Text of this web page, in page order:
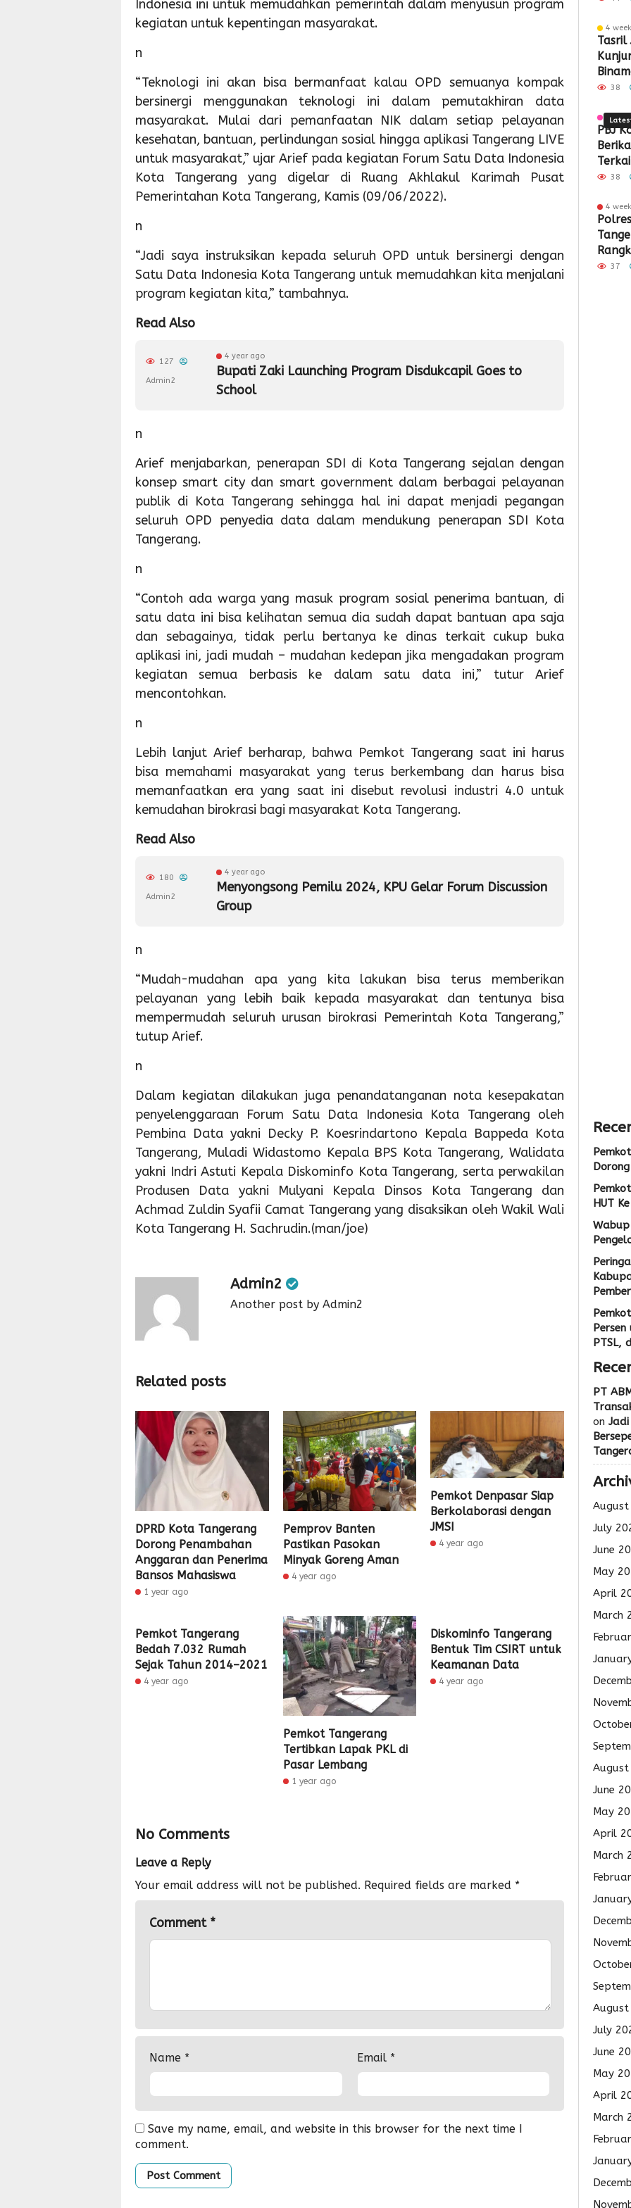
Indonesia ini untuk memudahkan pemerintah dalam menyusun program
kegiatan untuk kepentingan masyarakat.
n
“Teknologi ini akan bisa bermanfaat kalau OPD semuanya kompak
bersinergi menggunakan teknologi ini dalam pemutakhiran data
masyarakat. Mulai dari pemanfaatan NIK dalam setiap pelayanan
kesehatan, bantuan, perlindungan sosial hingga aplikasi Tangerang LIVE
untuk masyarakat,” ujar Arief pada kegiatan Forum Satu Data Indonesia
Kota Tangerang yang digelar di Ruang Akhlakul Karimah Pusat
Pemerintahan Kota Tangerang, Kamis (09/06/2022).
n
“Jadi saya instruksikan kepada seluruh OPD untuk bersinergi dengan
Satu Data Indonesia Kota Tangerang untuk memudahkan kita menjalani
program kegiatan kita,” tambahnya.
Read Also
4 year ago
Bupati Zaki Launching Program Disdukcapil Goes to
School
127
Admin2
n
Arief menjabarkan, penerapan SDI di Kota Tangerang sejalan dengan
konsep smart city dan smart government dalam berbagai pelayanan
publik di Kota Tangerang sehingga hal ini dapat menjadi pegangan
seluruh OPD penyedia data dalam mendukung penerapan SDI Kota
Tangerang.
n
“Contoh ada warga yang masuk program sosial penerima bantuan, di
satu data ini bisa kelihatan semua dia sudah dapat bantuan apa saja
dan sebagainya, tidak perlu bertanya ke dinas terkait cukup buka
aplikasi ini, jadi mudah – mudahan kedepan jika mengadakan program
kegiatan semua berbasis ke dalam satu data ini,” tutur Arief
mencontohkan.
n
Lebih lanjut Arief berharap, bahwa Pemkot Tangerang saat ini harus
bisa memahami masyarakat yang terus berkembang dan harus bisa
memanfaatkan era yang saat ini disebut revolusi industri 4.0 untuk
kemudahan birokrasi bagi masyarakat Kota Tangerang.
Read Also
4 year ago
Menyongsong Pemilu 2024, KPU Gelar Forum Discussion
Group
180
Admin2
n
“Mudah-mudahan apa yang kita lakukan bisa terus memberikan
pelayanan yang lebih baik kepada masyarakat dan tentunya bisa
mempermudah seluruh urusan birokrasi Pemerintah Kota Tangerang,”
tutup Arief.
n
Dalam kegiatan dilakukan juga penandatanganan nota kesepakatan
penyelenggaraan Forum Satu Data Indonesia Kota Tangerang oleh
Pembina Data yakni Decky P. Koesrindartono Kepala Bappeda Kota
Tangerang, Muladi Widastomo Kepala BPS Kota Tangerang, Walidata
yakni Indri Astuti Kepala Diskominfo Kota Tangerang, serta perwakilan
Produsen Data yakni Mulyani Kepala Dinsos Kota Tangerang dan
Achmad Zuldin Syafii Camat Tangerang yang disaksikan oleh Wakil Wali
Kota Tangerang H. Sachrudin.(man/joe)
Admin2
Another post by Admin2
Related posts
DPRD Kota Tangerang
Dorong Penambahan
Anggaran dan Penerima
Bansos Mahasiswa
1 year ago
Pemprov Banten
Pastikan Pasokan
Minyak Goreng Aman
4 year ago
Pemkot Denpasar Siap
Berkolaborasi dengan
JMSI
4 year ago
Pemkot Tangerang
Bedah 7.032 Rumah
Sejak Tahun 2014–2021
4 year ago
Pemkot Tangerang
Tertibkan Lapak PKL di
Pasar Lembang
1 year ago
Diskominfo Tangerang
Bentuk Tim CSIRT untuk
Keamanan Data
4 year ago
No Comments
Leave a Reply
Your email address will not be published. Required fields are marked *
Comment *
Name * Email *
Save my name, email, and website in this browser for the next time I
comment.
Sampah
Berbasis
ASI
PTSL,
dan
PTKL
RI
day ago
Pemkot
Tangsel
Perkuat
1
day ago
Pemkot
day
Intan
Tinjau
4
Tasril
38
4
PBJ
38
4
Kritik
37
HUT
PTSL,
PT
on
July
June
May
April
March
August
June
May
April
March
July
June
May
April
March